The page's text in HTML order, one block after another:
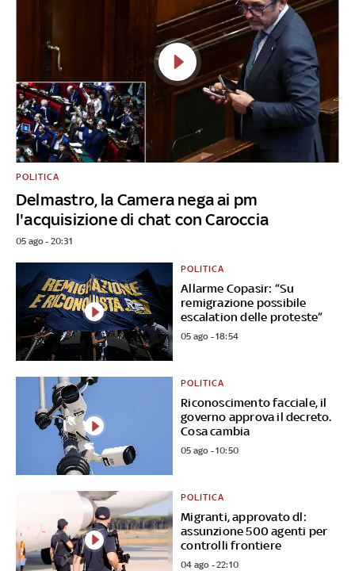
Delmastro, la Camera nega ai pm
l'acquisizione di chat con Caroccia
POLITICA
05 ago - 20:31
Allarme Copasir: “Su
remigrazione possibile
escalation delle proteste”
POLITICA
05 ago - 18:54
Riconoscimento facciale, il
governo approva il decreto.
Cosa cambia
POLITICA
05 ago - 10:50
Migranti, approvato dl:
assunzione 500 agenti per
controlli frontiere
POLITICA
04 ago - 22:10